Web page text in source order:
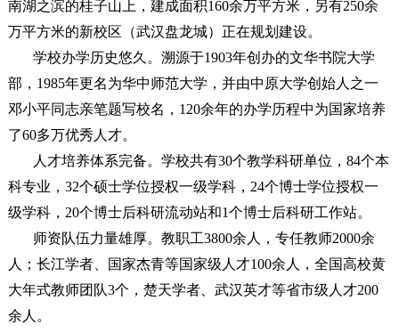
南湖之滨的桂子山上，建成面积160余万平方米，另有250余
万平方米的新校区（武汉盘龙城）正在规划建设。
学校办学历史悠久。溯源于1903年创办的文华书院大学
部，1985年更名为华中师范大学，并由中原大学创始人之一
邓小平同志亲笔题写校名，120余年的办学历程中为国家培养
了60多万优秀人才。
人才培养体系完备。学校共有30个教学科研单位，84个本
科专业，32个硕士学位授权一级学科，24个博士学位授权一
级学科，20个博士后科研流动站和1个博士后科研工作站。
师资队伍力量雄厚。教职工3800余人，专任教师2000余
人；长江学者、国家杰青等国家级人才100余人，全国高校黄
大年式教师团队3个，楚天学者、武汉英才等省市级人才200
余人。